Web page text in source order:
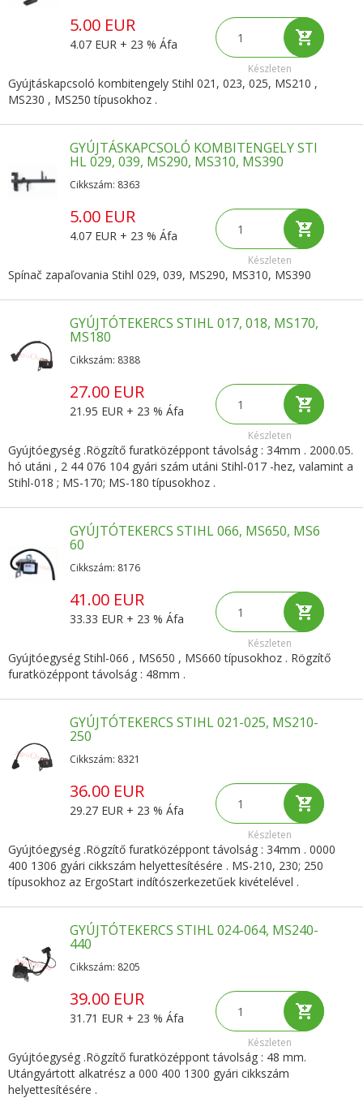
5.00 EUR
4.07 EUR + 23 % Áfa
Készleten
Gyújtáskapcsoló kombitengely Stihl 021, 023, 025, MS210 ,
MS230 , MS250 típusokhoz .
GYÚJTÁSKAPCSOLÓ KOMBITENGELY STI
HL 029, 039, MS290, MS310, MS390
Cikkszám: 8363
5.00 EUR
4.07 EUR + 23 % Áfa
Készleten
Spínač zapaľovania Stihl 029, 039, MS290, MS310, MS390
GYÚJTÓTEKERCS STIHL 017, 018, MS170,
MS180
Cikkszám: 8388
27.00 EUR
21.95 EUR + 23 % Áfa
Készleten
Gyújtóegység .Rögzítő furatközéppont távolság : 34mm . 2000.05.
hó utáni , 2 44 076 104 gyári szám utáni Stihl-017 -hez, valamint a
Stihl-018 ; MS-170; MS-180 típusokhoz .
GYÚJTÓTEKERCS STIHL 066, MS650, MS6
60
Cikkszám: 8176
41.00 EUR
33.33 EUR + 23 % Áfa
Készleten
Gyújtóegység Stihl-066 , MS650 , MS660 típusokhoz . Rögzítő
furatközéppont távolság : 48mm .
GYÚJTÓTEKERCS STIHL 021-025, MS210-
250
Cikkszám: 8321
36.00 EUR
29.27 EUR + 23 % Áfa
Készleten
Gyújtóegység .Rögzítő furatközéppont távolság : 34mm . 0000
400 1306 gyári cikkszám helyettesítésére . MS-210, 230; 250
típusokhoz az ErgoStart indítószerkezetűek kivételével .
GYÚJTÓTEKERCS STIHL 024-064, MS240-
440
Cikkszám: 8205
39.00 EUR
31.71 EUR + 23 % Áfa
Készleten
Gyújtóegység .Rögzítő furatközéppont távolság : 48 mm.
Utángyártott alkatrész a 000 400 1300 gyári cikkszám
helyettesítésére .